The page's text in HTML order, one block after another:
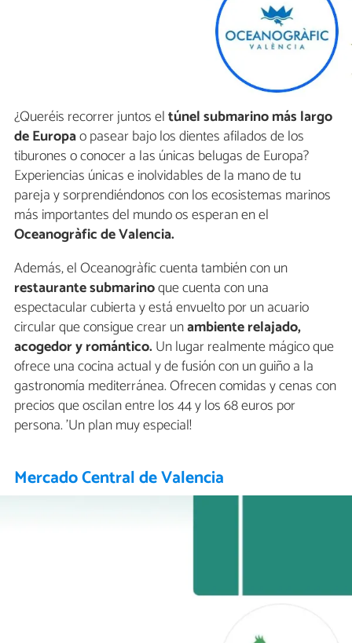
¿Queréis recorrer juntos eltúnel submarino más largo
de Europao pasear bajo los dientes afilados de los
tiburones o conocer a las únicas belugas de Europa?
Experiencias únicas e inolvidables de la mano de tu
pareja y sorprendiéndonos con los ecosistemas marinos
más importantes del mundo os esperan en el
Oceanogràfic de Valencia.
Además, el Oceanogràfic cuenta también con un
restaurante submarinoque cuenta con una
espectacular cubierta y está envuelto por un acuario
circular que consigue crear unambiente relajado,
acogedor y romántico.Un lugar realmente mágico que
ofrece una cocina actual y de fusión con un guiño a la
gastronomía mediterránea. Ofrecen comidas y cenas con
precios que oscilan entre los 44 y los 68 euros por
persona. 'Un plan muy especial!
Mercado Central de Valencia